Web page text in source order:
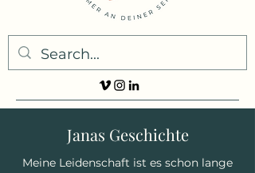
Janas Geschichte
Meine Leidenschaft ist es schon lange